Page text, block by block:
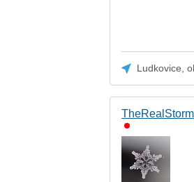
Ludkovice,